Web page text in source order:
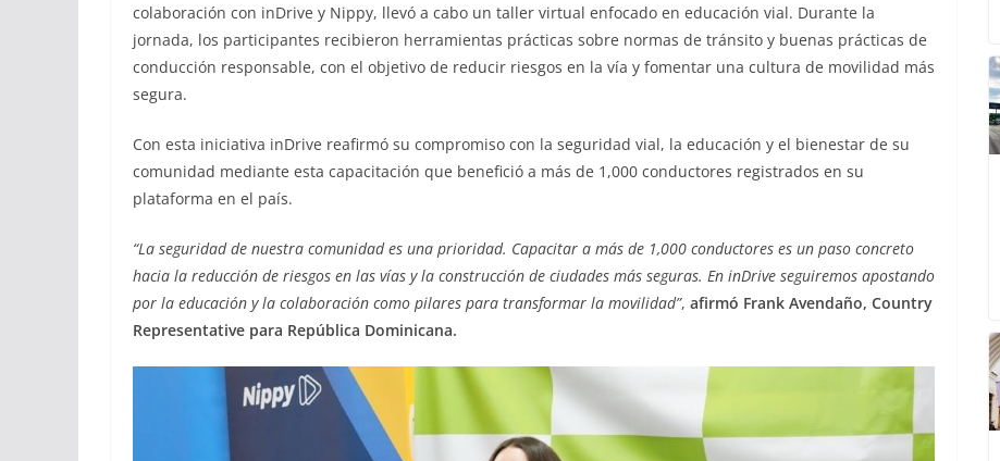
colaboración con inDrive y Nippy, llevó a cabo un taller virtual enfocado en educación vial. Durante la
jornada, los participantes recibieron herramientas prácticas sobre normas de tránsito y buenas prácticas de
conducción responsable, con el objetivo de reducir riesgos en la vía y fomentar una cultura de movilidad más
segura.
Con esta iniciativa inDrive reafirmó su compromiso con la seguridad vial, la educación y el bienestar de su
comunidad mediante esta capacitación que benefició a más de 1,000 conductores registrados en su
plataforma en el país.
“La seguridad de nuestra comunidad es una prioridad. Capacitar a más de 1,000 conductores es un paso concreto
hacia la reducción de riesgos en las vías y la construcción de ciudades más seguras. En inDrive seguiremos apostando
por la educación y la colaboración como pilares para transformar la movilidad”, afirmó Frank Avendaño, Country
Representative para República Dominicana.